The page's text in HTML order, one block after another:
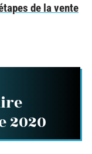
de la vente
2020